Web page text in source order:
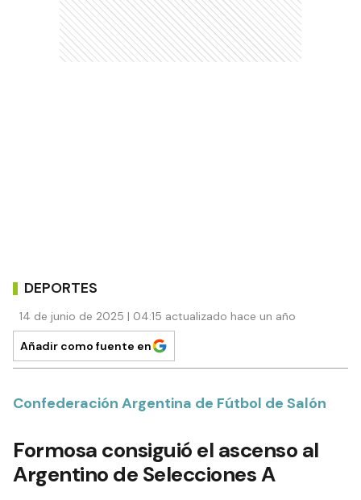
DEPORTES
14 de junio de 2025 | 04:15 actualizado hace un año
Añadir como fuente en
Confederación Argentina de Fútbol de Salón
Formosa consiguió el ascenso al
Argentino de Selecciones A